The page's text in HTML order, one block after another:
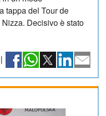
tappa del Tour de
Decisivo è stato
|